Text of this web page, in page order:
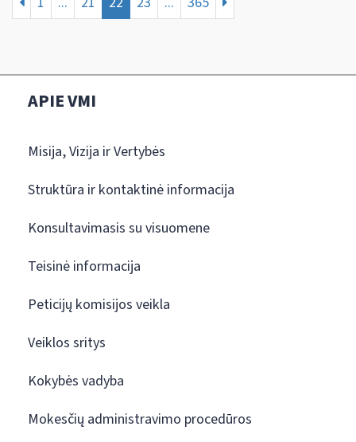
APIE VMI
Misija, Vizija ir Vertybės
Struktūra ir kontaktinė informacija
Konsultavimasis su visuomene
Teisinė informacija
Peticijų komisijos veikla
Veiklos sritys
Kokybės vadyba
Mokesčių administravimo procedūros